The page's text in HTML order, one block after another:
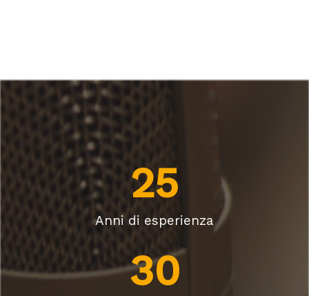
25
Anni di esperienza
30